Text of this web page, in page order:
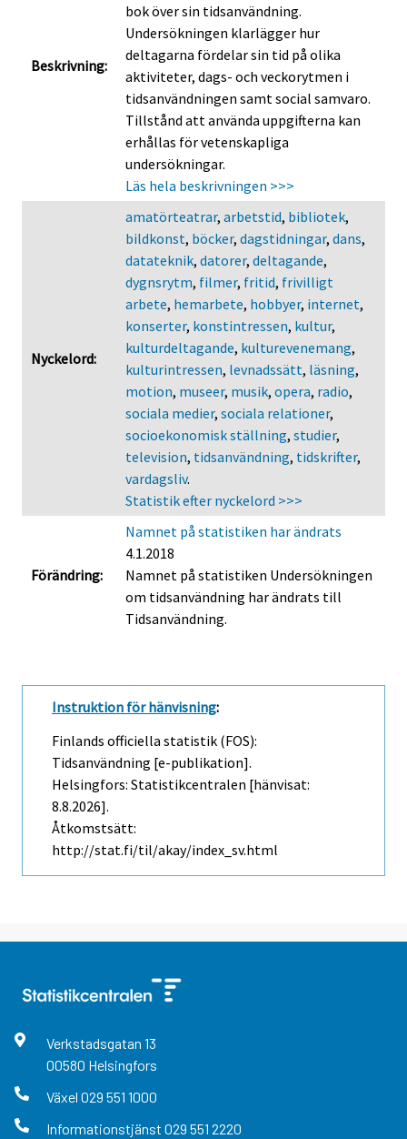
Beskrivning:
bok över sin tidsanvändning.
Undersökningen klarlägger hur
deltagarna fördelar sin tid på olika
aktiviteter, dags- och veckorytmen i
tidsanvändningen samt social samvaro.
Tillstånd att använda uppgifterna kan
erhållas för vetenskapliga
undersökningar.
Läs hela beskrivningen >>>
Nyckelord:
amatörteatrar, arbetstid, bibliotek,
bildkonst, böcker, dagstidningar, dans,
datateknik, datorer, deltagande,
dygnsrytm, filmer, fritid, frivilligt
arbete, hemarbete, hobbyer, internet,
konserter, konstintressen, kultur,
kulturdeltagande, kulturevenemang,
kulturintressen, levnadssätt, läsning,
motion, museer, musik, opera, radio,
sociala medier, sociala relationer,
socioekonomisk ställning, studier,
television, tidsanvändning, tidskrifter,
vardagsliv.
Statistik efter nyckelord >>>
Förändring:
Namnet på statistiken har ändrats
4.1.2018
Namnet på statistiken Undersökningen
om tidsanvändning har ändrats till
Tidsanvändning.
Instruktion för hänvisning:
Finlands officiella statistik (FOS):
Tidsanvändning [e-publikation].
Helsingfors: Statistikcentralen [hänvisat:
8.8.2026].
Åtkomstsätt:
http://stat.fi/til/akay/index_sv.html
Verkstadsgatan 13
00580 Helsingfors
Växel 029 551 1000
Informationstjänst 029 551 2220